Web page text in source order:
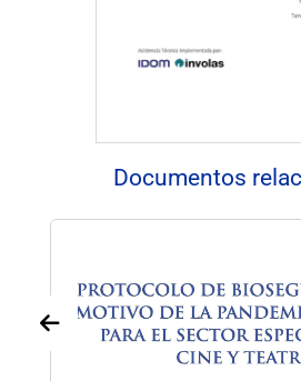
Documentos